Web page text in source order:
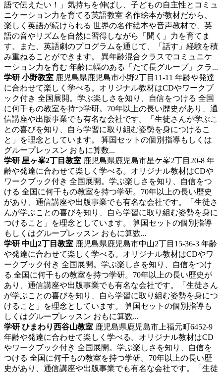
語で伝えたい！」気持ちを伸ばし、子どもの自主性とコミュ
ニケーション力を育てる英語教室 名作絵本が教材だから、
楽しく英語が続けられる 世界の名作絵本や音声教材で、英
語の音やリズムを自然に習得しながら「聞く」力を育てま
す。また、英語劇のプログラムを通じて、「話す」経験を積
み重ねることができます。 異年齢混合クラスでコミュニケ
ーション力を育む 年齢に幅のある「たて長グループ」クラ...
学研 小野教室 鹿児島県鹿児島市小野2丁目11-11 年齢や発達
に合わせて楽しく学べる。オリジナル教材はCDやワークブ
ック付き 全国展開。学ぶ楽しさを知り、自信をつける 全国
に何千もの教室を持つ学研。70年以上の長い歴史があり、通
信講座や出版事業でも有名な会社です。「生徒さんが学ぶこ
との喜びを知り、自ら学習に取り組む姿勢を身につけるこ
と」を理念としています。 算国セットの個別指導もしくは
グループレッスン おもに算数...
学研 星ヶ峯2丁目教室 鹿児島県鹿児島市星ケ峯2丁目20-8 年
齢や発達に合わせて楽しく学べる。オリジナル教材はCDや
ワークブック付き 全国展開。学ぶ楽しさを知り、自信をつ
ける 全国に何千もの教室を持つ学研。70年以上の長い歴史
があり、通信講座や出版事業でも有名な会社です。「生徒さ
んが学ぶことの喜びを知り、自ら学習に取り組む姿勢を身に
つけること」を理念としています。 算国セットの個別指導
もしくはグループレッスン おもに算数...
学研 中山2丁目教室 鹿児島県鹿児島市中山2丁目15-36-3 年齢
や発達に合わせて楽しく学べる。オリジナル教材はCDやワ
ークブック付き 全国展開。学ぶ楽しさを知り、自信をつけ
る 全国に何千もの教室を持つ学研。70年以上の長い歴史が
あり、通信講座や出版事業でも有名な会社です。「生徒さん
が学ぶことの喜びを知り、自ら学習に取り組む姿勢を身につ
けること」を理念としています。 算国セットの個別指導も
しくはグループレッスン おもに算数...
学研 ひまわり西谷山教室 鹿児島県鹿児島市上福元町6452-9
年齢や発達に合わせて楽しく学べる。オリジナル教材はCD
やワークブック付き 全国展開。学ぶ楽しさを知り、自信を
つける 全国に何千もの教室を持つ学研。70年以上の長い歴
史があり、通信講座や出版事業でも有名な会社です。「生徒